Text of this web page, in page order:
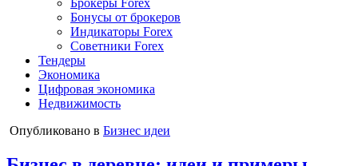
Брокеры Forex
Бонусы от брокеров
Индикаторы Forex
Советники Forex
Тендеры
Экономика
Цифровая экономика
Недвижимость
Опубликовано в Бизнес идеи